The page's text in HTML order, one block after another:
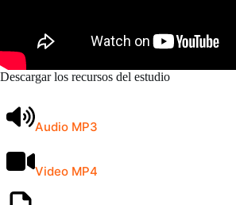
Descargar los recursos del estudio
Audio MP3
Video MP4